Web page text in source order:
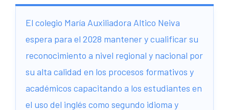
El colegio María Auxiliadora Altico Neiva
espera para el 2028 mantener y cualificar su
reconocimiento a nivel regional y nacional por
su alta calidad en los procesos formativos y
académicos capacitando a los estudiantes en
el uso del inglés como segundo idioma y